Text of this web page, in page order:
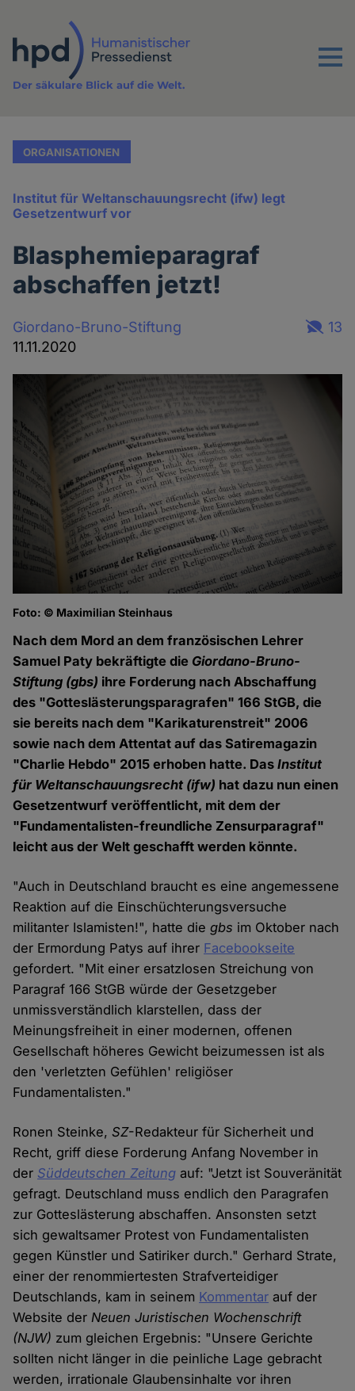
Inhalt
Menu
Der säkulare Blick auf die Welt.
ORGANISATIONEN
Institut für Weltanschauungsrecht (ifw) legt
Gesetzentwurf vor
Blasphemieparagraf
abschaffen jetzt!
Giordano-Bruno-Stiftung
11.11.2020
13
Foto: © Maximilian Steinhaus
Nach dem Mord an dem französischen Lehrer
Samuel Paty bekräftigte die Giordano-Bruno-
Stiftung (gbs) ihre Forderung nach Abschaffung
des "Gotteslästerungsparagrafen" 166 StGB, die
sie bereits nach dem "Karikaturenstreit" 2006
sowie nach dem Attentat auf das Satiremagazin
"Charlie Hebdo" 2015 erhoben hatte. DasInstitut
für Weltanschauungsrecht (ifw) hat dazu nun einen
Gesetzentwurf veröffentlicht, mit dem der
"Fundamentalisten-freundliche Zensurparagraf"
leicht aus der Welt geschafft werden könnte.
"Auch in Deutschland braucht es eine angemessene
Reaktion auf die Einschüchterungsversuche
militanter Islamisten!", hatte diegbs im Oktober nach
der Ermordung Patys auf ihrer Facebookseite
gefordert. "Mit einer ersatzlosen Streichung von
Paragraf 166 StGB würde der Gesetzgeber
unmissverständlich klarstellen, dass der
Meinungsfreiheit in einer modernen, offenen
Gesellschaft höheres Gewicht beizumessen ist als
den 'verletzten Gefühlen' religiöser
Fundamentalisten."
Ronen Steinke,SZ-Redakteur für Sicherheit und
Recht, griff diese Forderung Anfang November in
der Süddeutschen Zeitung auf: "Jetzt ist Souveränität
gefragt. Deutschland muss endlich den Paragrafen
zur Gotteslästerung abschaffen. Ansonsten setzt
sich gewaltsamer Protest von Fundamentalisten
gegen Künstler und Satiriker durch." Gerhard Strate,
einer der renommiertesten Strafverteidiger
Deutschlands, kam in seinem Kommentar auf der
Website derNeuen Juristischen Wochenschrift
(NJW) zum gleichen Ergebnis: "Unsere Gerichte
sollten nicht länger in die peinliche Lage gebracht
werden, irrationale Glaubensinhalte vor ihren